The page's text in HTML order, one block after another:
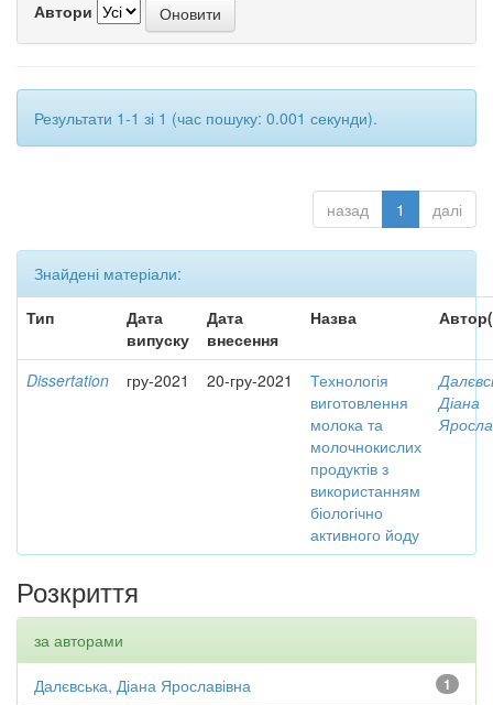
Автори
Результати 1-1 зі 1 (час пошуку: 0.001 секунди).
назад 1 далі
Знайдені матеріали:
Тип
Дата
випуску
Дата
внесення
Назва
Dissertation гру-2021 20-гру-2021
Технологія
виготовлення
молока та
молочнокислих
продуктів з
використанням
біологічно
активного йоду
Діана
Розкриття
за авторами
1
Далєвська, Діана Ярославівна